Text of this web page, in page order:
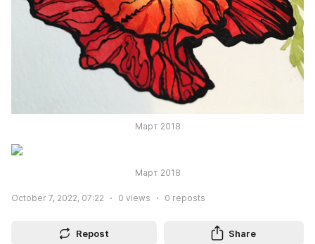
Март 2018
Март 2018
October 7, 2022, 07:22 0 views 0 reposts
Repost Share